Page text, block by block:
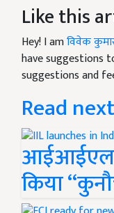
Like this
Hey! I amविवेक
have suggestions
suggestions and
Read next
आईआईएल
किया